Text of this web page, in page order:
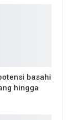
basahi
hingga